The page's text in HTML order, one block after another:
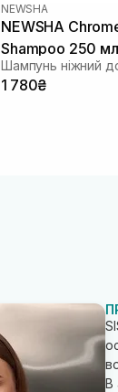
NEWSHA
NEWSHA
Shampoo 250 мл
Шампунь ніжний
1 780₴
В